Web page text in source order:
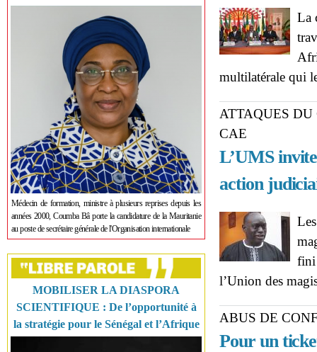
Médecin de formation, ministre à plusieurs reprises depuis les
années 2000, Coumba Bâ porte la candidature de la Mauritanie
au poste de secrétaire générale de l'Organisation internationale
MOBILISER LA DIASPORA
SCIENTIFIQUE : De l’opportunité à
la stratégie pour le Sénégal et l’Afrique
La
multilatérale qui
ATTAQUES
CAE
L’UMS
action
fini
l’Union des
ABUS DE
Pour un